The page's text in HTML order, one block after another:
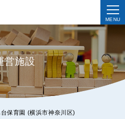
MENU
営施設
保育園 (横浜市神奈川区)